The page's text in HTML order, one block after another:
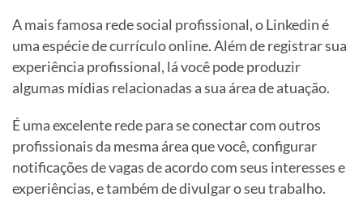
A mais famosa rede social profissional, o Linkedin é
uma espécie de currículo online. Além de registrar sua
experiência profissional, lá você pode produzir
algumas mídias relacionadas a sua área de atuação.
É uma excelente rede para se conectar com outros
profissionais da mesma área que você, configurar
notificações de vagas de acordo com seus interesses e
experiências, e também de divulgar o seu trabalho.